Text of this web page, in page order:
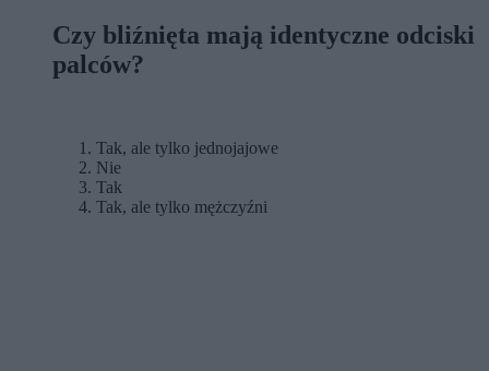
Czy bliźnięta mają identyczne odciski
palców?
Tak, ale tylko jednojajowe
Nie
Tak
Tak, ale tylko mężczyźni